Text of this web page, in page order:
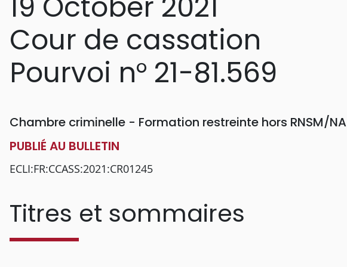
Cour de cassation
Pourvoi n° 21-81.569
Chambre criminelle - Formation restreinte hors RNSM/NA
PUBLIÉ AU BULLETIN
ECLI:FR:CCASS:2021:CR01245
Titres et sommaires